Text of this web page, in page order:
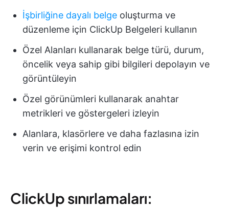
İşbirliğine dayalı belge oluşturma ve
düzenleme için ClickUp Belgeleri kullanın
Özel Alanları kullanarak belge türü, durum,
öncelik veya sahip gibi bilgileri depolayın ve
görüntüleyin
Özel görünümleri kullanarak anahtar
metrikleri ve göstergeleri izleyin
Alanlara, klasörlere ve daha fazlasına izin
verin ve erişimi kontrol edin
ClickUp sınırlamaları: